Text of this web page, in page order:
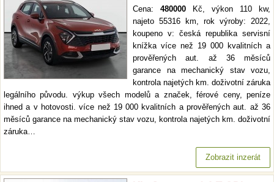
Cena: 480000 Kč, výkon 110 kw,
najeto 55316 km, rok výroby: 2022,
koupeno v: česká republika servisní
knížka více než 19 000 kvalitních a
prověřených aut. až 36 měsíců
garance na mechanický stav vozu,
kontrola najetých km. doživotní záruka
legálního původu. výkup všech modelů a značek, férové ceny, peníze
ihned a v hotovosti. více než 19 000 kvalitních a prověřených aut. až 36
měsíců garance na mechanický stav vozu, kontrola najetých km. doživotní
záruka…
Zobrazit inzerát